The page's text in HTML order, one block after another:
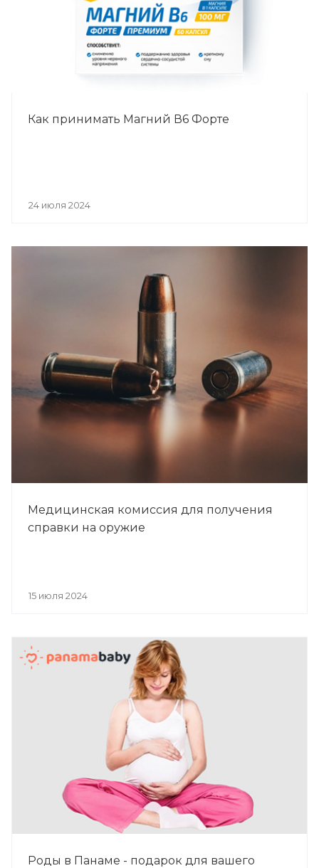
Как принимать Магний В6 Форте
24 июля 2024
Медицинская комиссия для получения
справки на оружие
15 июля 2024
Роды в Панаме - подарок для вашего